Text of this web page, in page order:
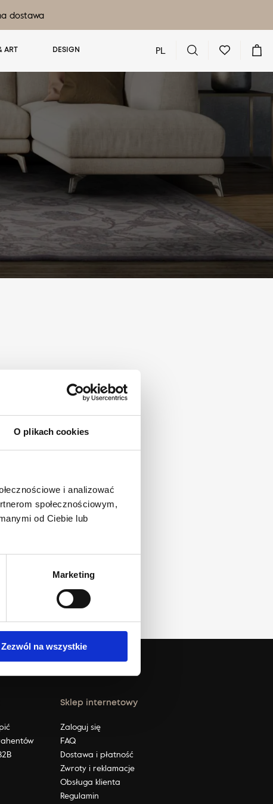
O plikach cookies
i analizować
społecznościowym,
od Ciebie lub
Marketing
Zezwól na wszystkie
dostawa
ART DESIGN PL
Nie masz produktów w ulubionych
Nie masz produktów w koszyku
Sklep internetowy
Zaloguj się
FAQ
Dostawa i płatność
Zwroty i reklamacje
Obsługa klienta
Regulamin